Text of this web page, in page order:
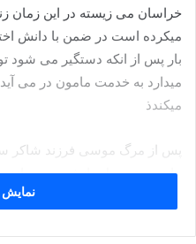
خراسان می زیسته در این زمان
میکرده است در ضمن با دانش
بار پس از انکه دستگیر می شود
میدارد به خدمت مامون در می
میکندذ
پس از مرگ موسی فرزند شاکر
مانند به تحصیل دانش می
مکانیک شهرت پیدا می کنند .نمایش